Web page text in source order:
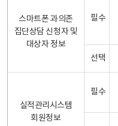
스마트폰 과의존
집단상담 신청자 및
대상자 정보
필수
선택
실적관리시스템
회원정보
필수